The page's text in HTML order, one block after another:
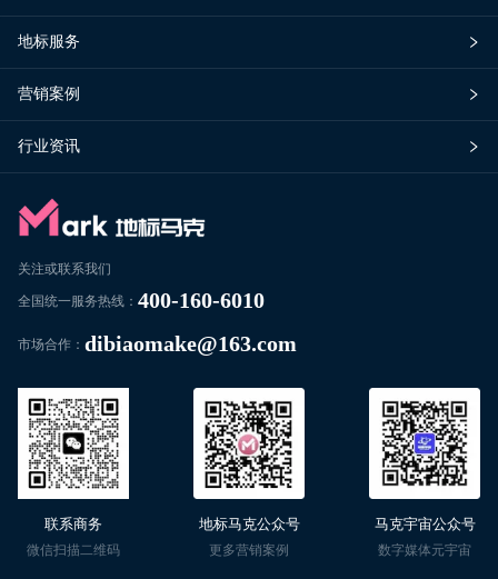
地标服务
营销案例
行业资讯
关注或联系我们
全国统一服务热线： 400-160-6010
市场合作： dibiaomake@163.com
联系商务
微信扫描二维码
地标马克公众号
更多营销案例
马克宇宙公众号
数字媒体元宇宙